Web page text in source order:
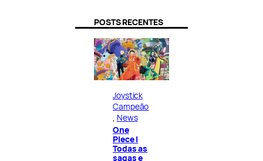
POSTS RECENTES
Joystick
Campeão
, News
One
Piece |
Todas as
sagas e